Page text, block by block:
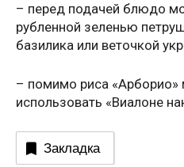
– перед подачей блюдо
рубленной зеленью
базилика или веточкой
– помимо риса
использовать «Виалоне
Закладка